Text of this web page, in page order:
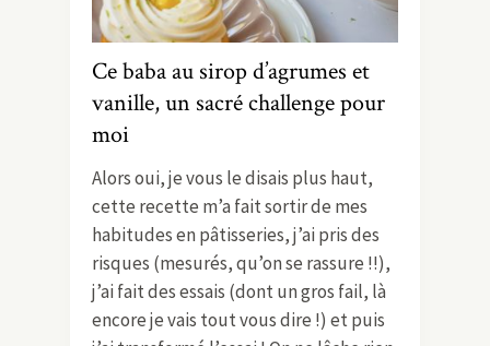
Ce baba au sirop d’agrumes et
vanille, un sacré challenge pour
moi
Alors oui, je vous le disais plus haut,
cette recette m’a fait sortir de mes
habitudes en pâtisseries, j’ai pris des
risques (mesurés, qu’on se rassure !!),
j’ai fait des essais (dont un gros fail, là
encore je vais tout vous dire !) et puis